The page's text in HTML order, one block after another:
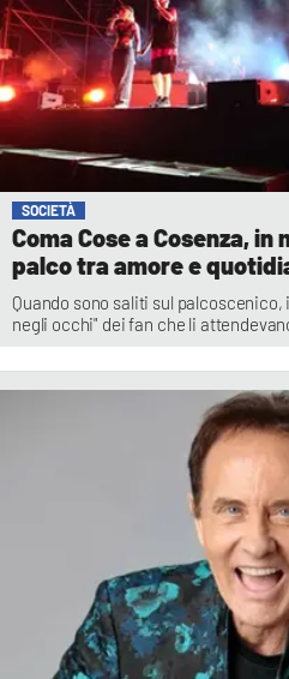
SOCIETÀ
Coma Cose a Cosenza,
palco tra amore e
Quando sono saliti sul
negli occhi" dei fan che li